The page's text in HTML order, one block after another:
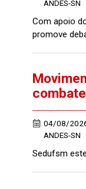
ANDES-SN
Com apoio
promove
04/08/
ANDES-SN
Sedufsm